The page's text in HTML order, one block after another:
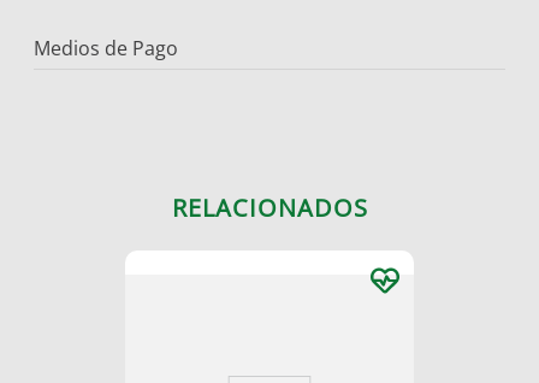
Medios de Pago
RELACIONADOS